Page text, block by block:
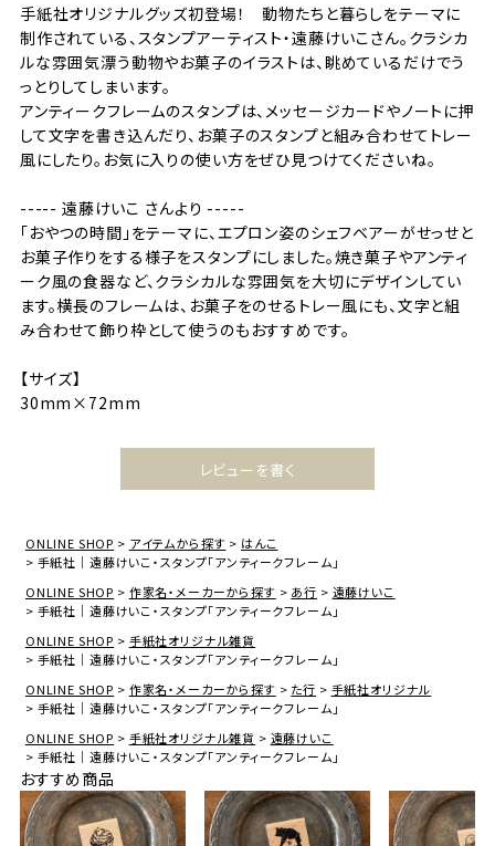
手紙社オリジナルグッズ初登場！ 動物たちと暮らしをテーマに
制作されている、スタンプアーティスト・遠藤けいこさん。クラシカ
ルな雰囲気漂う動物やお菓子のイラストは、眺めているだけでう
っとりしてしまいます。
アンティークフレームのスタンプは、メッセージカードやノートに押
して文字を書き込んだり、お菓子のスタンプと組み合わせてトレー
風にしたり。お気に入りの使い方をぜひ見つけてくださいね。
----- 遠藤けいこ さんより -----
「おやつの時間」をテーマに、エプロン姿のシェフベアーがせっせと
お菓子作りをする様子をスタンプにしました。焼き菓子やアンティ
ーク風の食器など、クラシカルな雰囲気を大切にデザインしてい
ます。横長のフレームは、お菓子をのせるトレー風にも、文字と組
み合わせて飾り枠として使うのもおすすめです。
【サイズ】
30mm×72mm
レビューを書く
ONLINE SHOP アイテムから探す
はんこ
手紙社｜遠藤けいこ・スタンプ「アンティークフレーム」
ONLINE SHOP
作家名・メーカーから探す あ行
遠藤けいこ
手紙社｜遠藤けいこ・スタンプ「アンティークフレーム」
ONLINE SHOP
手紙社オリジナル雑貨
手紙社｜遠藤けいこ・スタンプ「アンティークフレーム」
ONLINE SHOP
作家名・メーカーから探す た行
手紙社オリジナル
手紙社｜遠藤けいこ・スタンプ「アンティークフレーム」
ONLINE SHOP
手紙社オリジナル雑貨
遠藤けいこ
手紙社｜遠藤けいこ・スタンプ「アンティークフレーム」
おすすめ商品